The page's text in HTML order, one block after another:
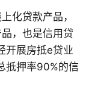
化贷款产品，
，也是信用贷
开展房抵e贷业
抵押率90%的信